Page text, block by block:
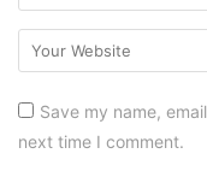
Save my name,
next time I comment.